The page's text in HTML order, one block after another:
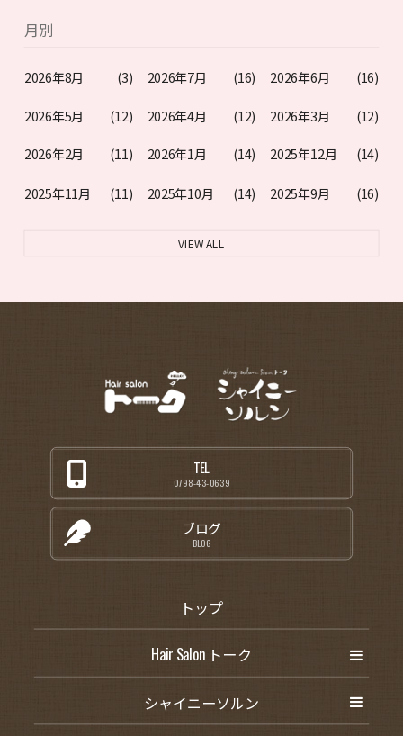
月別
2026年8月 (3) 2026年7月 (16) 2026年6月 (16)
2026年5月 (12) 2026年4月 (12) 2026年3月 (12)
2026年2月 (11) 2026年1月 (14) 2025年12月 (14)
2025年11月 (11) 2025年10月 (14) 2025年9月 (16)
VIEW ALL
TEL
0798-43-0639
ブログ
BLOG
トップ
Hair Salon トーク
シャイニーソルン